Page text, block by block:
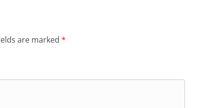
are marked *